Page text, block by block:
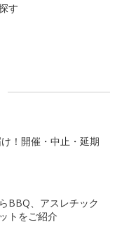
す
！開催・中止・延期
BBQ、アスレチック
トをご紹介